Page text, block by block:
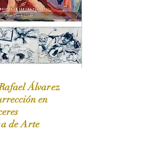
/ Marzo-Abril / 2024
Álvarez
en
de Arte